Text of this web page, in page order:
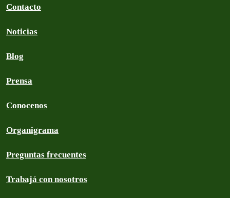
Contacto
Noticias
Blog
Prensa
Conocenos
Organigrama
Preguntas frecuentes
Trabajá con nosotros